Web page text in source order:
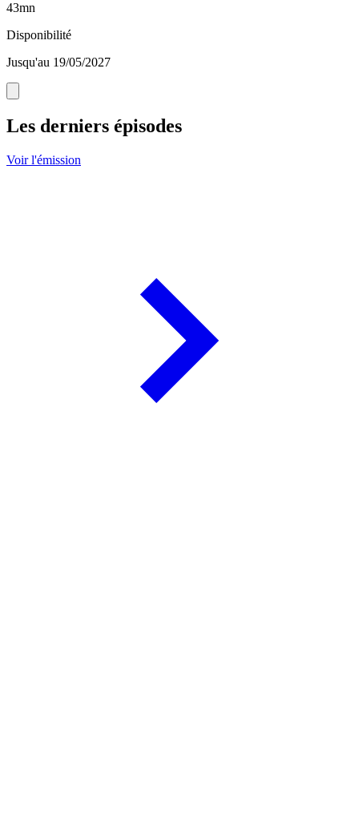
43mn
Disponibilité
Jusqu'au 19/05/2027
Les derniers épisodes
Voir l'émission